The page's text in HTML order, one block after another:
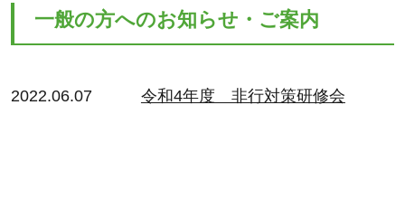
一般の方へのお知らせ・ご案内
2022.06.07 令和4年度 非行対策研修会